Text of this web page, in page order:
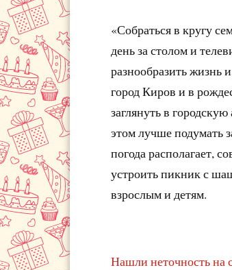
«Собраться в кругу
день за столом и
разнообразить жизнь
город Киров и в
заглянуть в
этом лучше подумать
погода располагает,
устроить пикник с
взрослым и детям.
Нашли неточность на